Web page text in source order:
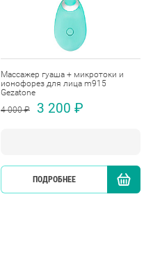
КУПИТЬ
Массажер гуаша + микротоки и
ионофорез для лица m915
Gezatone
4 000 ₽
3 200 ₽
ПОДРОБНЕЕ